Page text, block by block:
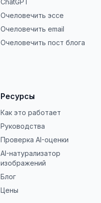
ChatGPT
Очеловечить эссе
Очеловечить email
Очеловечить пост блога
Ресурсы
Как это работает
Руководства
Проверка AI-оценки
AI-натурализатор
изображений
Блог
Цены